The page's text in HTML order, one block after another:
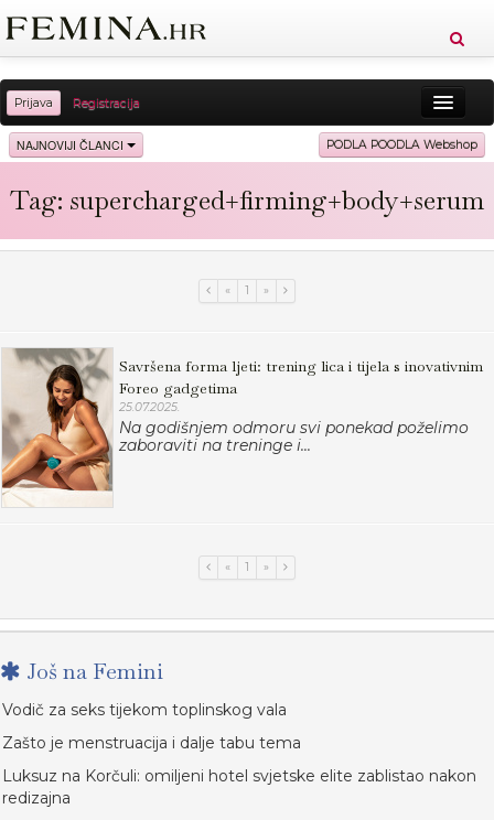
Prijava Registracija
Sreća Zdravlje Vitkost
Ljubav Relax Putovanja
NAJNOVIJI ČLANCI PODLA POODLA Webshop
Tag: supercharged+firming+body+serum
« 1 »
Savršena forma ljeti: trening lica i tijela s inovativnim
Foreo gadgetima
25.07.2025.
Na godišnjem odmoru svi ponekad poželimo
zaboraviti na treninge i...
« 1 »
Još na Femini
Vodič za seks tijekom toplinskog vala
Zašto je menstruacija i dalje tabu tema
Luksuz na Korčuli: omiljeni hotel svjetske elite zablistao nakon
redizajna